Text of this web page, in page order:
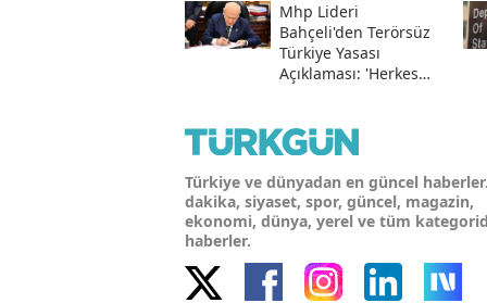
Mhp Lideri
Bahçeli'den Terörsüz
Türkiye Yasası
Açıklaması: 'herkes
Türkiye ve dünyadan en güncel
dakika, siyaset, spor, güncel, magazin,
ekonomi, dünya, yerel ve tüm
haberler.